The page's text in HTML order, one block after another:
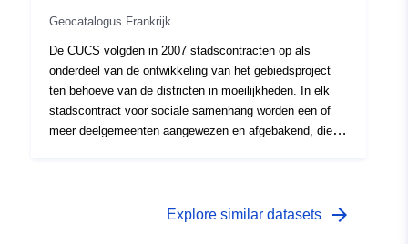
andere CUCS-wijken (CUCS-wijken geclassificeerd als
CUCS) zijn niet inbegrepen.
Geocatalogus Frankrijk
De CUCS volgden in 2007 stadscontracten op als
onderdeel van de ontwikkeling van het gebiedsproject
ten behoeve van de districten in moeilijkheden. In elk
stadscontract voor sociale samenhang worden een of
meer deelgemeenten aangewezen en afgebakend, die
geclassificeerd als een gevoelig stedelijk gebied (ZUS)
Explore similar datasets arrow_forward